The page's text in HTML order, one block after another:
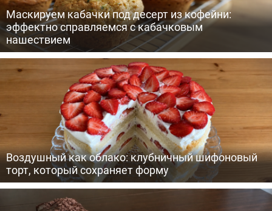
Маскируем кабачки под десерт из кофейни:
эффектно справляемся с кабачковым
нашествием
Воздушный как облако: клубничный шифоновый
торт, который сохраняет форму